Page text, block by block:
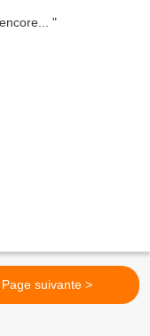
Page suivante >